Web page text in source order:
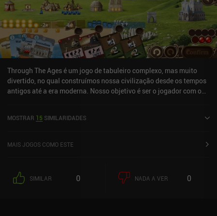
Through The Ages é um jogo de tabuleiro complexo, mas muito
divertido, no qual construímos nossa civilização desde os tempos
antigos até a era moderna. Nosso objetivo é ser o jogador com o
off-line ou contra uma IA com três níveis de dificuldade. Cada
podemos declarar guerra, fazer tratados ou definir eventos
Fazemos tudo isso escolhendo entre as cartas na parte superior da
tela e gerenciando fichas que representam nossos trabalhadores e
MOSTRAR 15 SIMILARIDADES
MAIS JOGOS COMO ESTE
SIMILAR 0 NADA A VER 0